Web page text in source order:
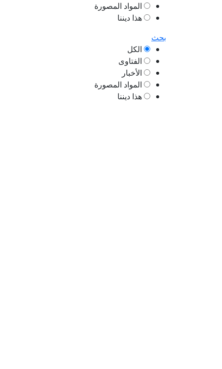
المواد المصورة
هذا ديننا
بحث
الكل
الفتاوى
الأخبار
المواد المصورة
هذا ديننا